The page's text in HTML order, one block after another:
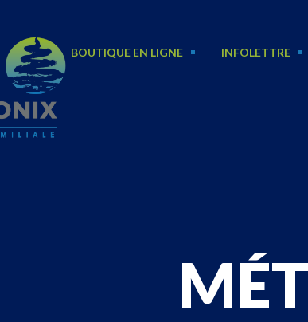
BOUTIQUE EN LIGNE INFOLETTRE